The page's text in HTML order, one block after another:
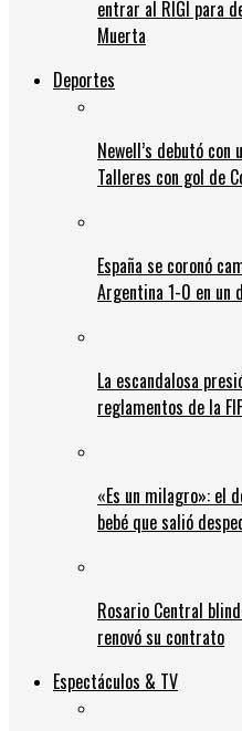
entrar al RIGI para
Muerta
Deportes
Newell’s debutó con
Talleres con gol de
España se coronó
Argentina 1-0 en un
La escandalosa
reglamentos de la
«Es un milagro»: el
bebé que salió
Rosario Central
renovó su contrato
Espectáculos & TV